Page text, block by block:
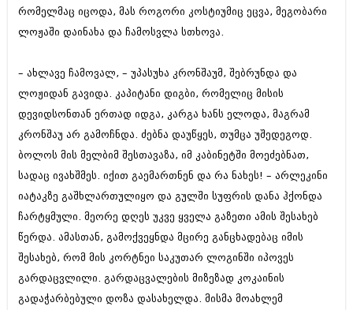
იანვარი 2016 (206)
დეკემბერი 2015 (207)
ნოემბერი 2015 (264)
სექტემბერი 2015 (215)
აგვისტო 2015 (286)
ივნისი 2015 (261)
მაისი 2015 (194)
აპრილი 2015 (208)
თებერვალი 2015 (286)
იანვარი 2015 (247)
დეკემბერი 2014 (342)
ნოემბერი 2014 (290)
ოქტომბერი 2014 (292)
სექტემბერი 2014 (394)
აგვისტო 2014 (248)
ივლისი 2014 (313)
რომელმაც იცოდა, მას როგორი კოსტიუმიც ეცვა, მეგობარი
ლოჟაში დაინახა და ჩამოსვლა სთხოვა.
– ახლავე ჩამოვალ, – უპასუხა კრონშაუმ, შებრუნდა და
ლოჟიდან გავიდა. კაპიტანი დიგბი, რომელიც მისის
დევიდსონთან ერთად იდგა, კარგა ხანს ელოდა, მაგრამ
კრონშაუ არ გამოჩნდა. ძებნა დაუწყეს, თუმცა უშედეგოდ.
ბოლოს მის მელბიმ შესთავაზა, იმ კაბინეტში მოეძებნათ,
სადაც ივახშმეს. იქით გაემართნენ და რა ნახეს! – არლეკინი
იატაკზე გაშხლართულიყო და გულში სუფრის დანა ჰქონდა
ჩარტყმული. მეორე დღეს უკვე ყველა გაზეთი ამის შესახებ
წერდა. ამასთან, გამოქვეყნდა მცირე განცხადებაც იმის
შესახებ, რომ მის კორტნეი საკუთარ ლოგინში იპოვეს
გარდაცვლილი. გარდაცვალების მიზეზად კოკაინის
გადაჭარბებული დოზა დასახელდა. მისმა მოახლემ